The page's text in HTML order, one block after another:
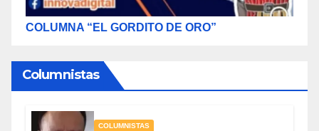
COLUMNA “EL GORDITO DE ORO”
Columnistas
COLUMNISTAS